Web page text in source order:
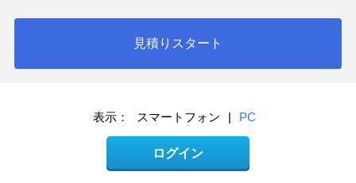
見積りスタート
表示： スマートフォン | PC
ログイン